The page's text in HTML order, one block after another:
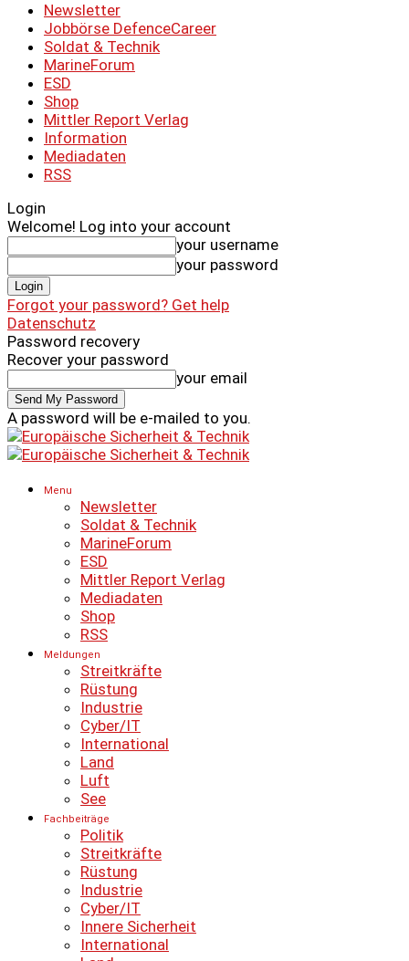
Newsletter
Jobbörse DefenceCareer
Soldat & Technik
MarineForum
ESD
Shop
Mittler Report Verlag
Information
Mediadaten
RSS
Login
Welcome! Log into your account
your username
your password
Forgot your password? Get help
Datenschutz
Password recovery
Recover your password
your email
A password will be e-mailed to you.
Menu
Newsletter
Soldat & Technik
MarineForum
ESD
Mittler Report Verlag
Mediadaten
Shop
RSS
Meldungen
Streitkräfte
Rüstung
Industrie
Cyber/IT
International
Land
Luft
See
Fachbeiträge
Politik
Streitkräfte
Rüstung
Industrie
Cyber/IT
Innere Sicherheit
International